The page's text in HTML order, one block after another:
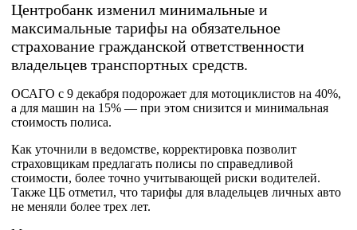
Центробанк изменил минимальные и
максимальные тарифы на обязательное
страхование гражданской ответственности
владельцев транспортных средств.
ОСАГО с 9 декабря подорожает для мотоциклистов на 40%,
а для машин на 15% — при этом снизится и минимальная
стоимость полиса.
Как уточнили в ведомстве, корректировка позволит
страховщикам предлагать полисы по справедливой
стоимости, более точно учитывающей риски водителей.
Также ЦБ отметил, что тарифы для владельцев личных авто
не меняли более трех лет.